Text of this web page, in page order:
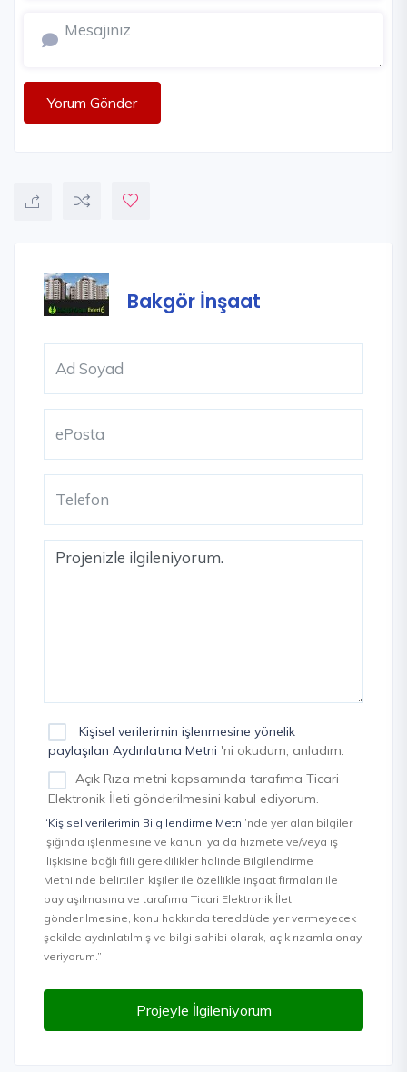
Yorum Gönder
Bakgör İnşaat
Kişisel verilerimin işlenmesine yönelik
paylaşılan Aydınlatma Metni 'ni okudum, anladım.
Açık Rıza metni kapsamında tarafıma Ticari
Elektronik İleti gönderilmesini kabul ediyorum.
“Kişisel verilerimin Bilgilendirme Metni’nde yer alan bilgiler
ışığında işlenmesine ve kanuni ya da hizmete ve/veya iş
ilişkisine bağlı fiili gereklilikler halinde Bilgilendirme
Metni’nde belirtilen kişiler ile özellikle inşaat firmaları ile
paylaşılmasına ve tarafıma Ticari Elektronik İleti
gönderilmesine, konu hakkında tereddüde yer vermeyecek
şekilde aydınlatılmış ve bilgi sahibi olarak, açık rızamla onay
veriyorum.”
Projeyle İlgileniyorum